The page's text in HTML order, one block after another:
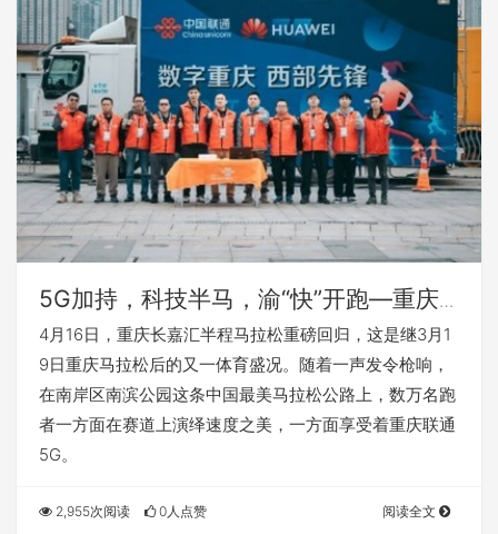
5G加持，科技半马，渝“快”开跑—重庆
联通携手华为擘画 5G“网络好一点”新图
景
4月16日，重庆长嘉汇半程马拉松重磅回归，这是继3月1
9日重庆马拉松后的又一体育盛况。随着一声发令枪响，
在南岸区南滨公园这条中国最美马拉松公路上，数万名跑
者一方面在赛道上演绎速度之美，一方面享受着重庆联通
5G。
2,955次阅读 0人点赞 阅读全文